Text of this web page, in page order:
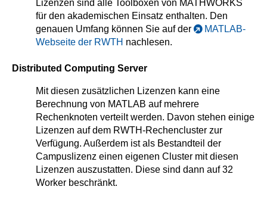
Lizenzen sind alle Toolboxen von MATHWORKS
für den akademischen Einsatz enthalten. Den
genauen Umfang können Sie auf der
MATLAB-
Webseite der RWTH nachlesen.
Distributed Computing Server
Mit diesen zusätzlichen Lizenzen kann eine
Berechnung von MATLAB auf mehrere
Rechenknoten verteilt werden. Davon stehen einige
Lizenzen auf dem RWTH-Rechencluster zur
Verfügung. Außerdem ist als Bestandteil der
Campuslizenz einen eigenen Cluster mit diesen
Lizenzen auszustatten. Diese sind dann auf 32
Worker beschränkt.